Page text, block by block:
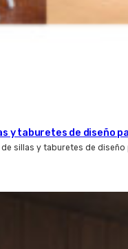
y taburetes de diseño
sillas y taburetes de